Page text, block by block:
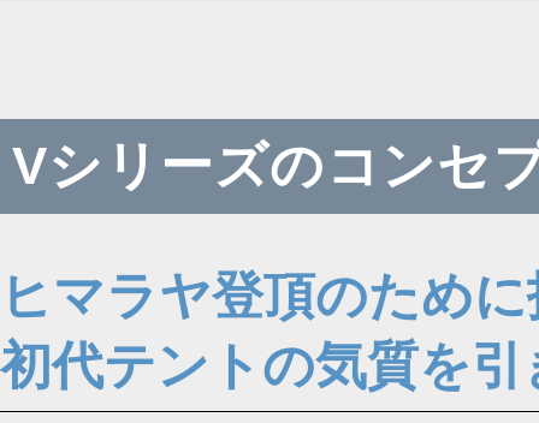
Vシリーズのコンセ
ヒマラヤ登頂のため
初代テントの気質を引